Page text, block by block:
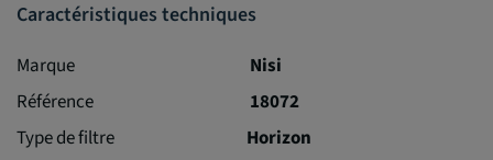
Caractéristiques techniques
Marque
Nisi
Référence
18072
Type de filtre
Horizon